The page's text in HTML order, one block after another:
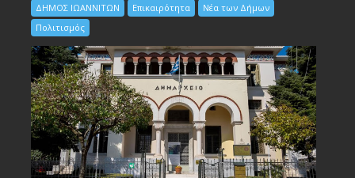
ΔΗΜΟΣ ΙΩΑΝΝΙΤΩΝ Επικαιρότητα
Νέα των Δήμων
Πολιτισμός